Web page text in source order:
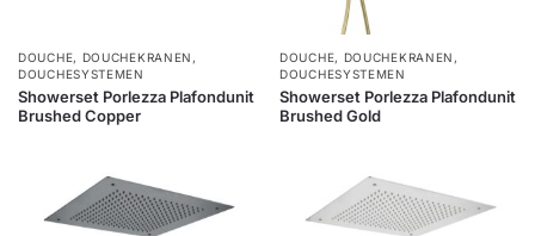
DOUCHE, DOUCHEKRANEN ,
DOUCHESYSTEMEN
Showerset Porlezza Plafondunit
Brushed Copper
DOUCHE, DOUCHEKRANEN ,
DOUCHESYSTEMEN
Showerset Porlezza Plafondunit
Brushed Gold